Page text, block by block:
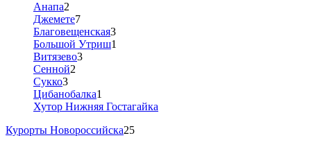
Анапа2
Джемете7
Благовещенская3
Большой Утриш1
Витязево3
Сенной2
Сукко3
Цибанобалка1
Хутор Нижняя Гостагайка
Курорты Новороссийска25